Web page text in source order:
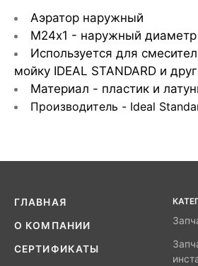
Аэратор наружный
M24х1 - наружный
Используется для
мойку IDEAL STANDARD и
Материал - пластик и
Производитель - Ideal
ГЛАВНАЯ
О КОМПАНИИ
СЕРТИФИКАТЫ